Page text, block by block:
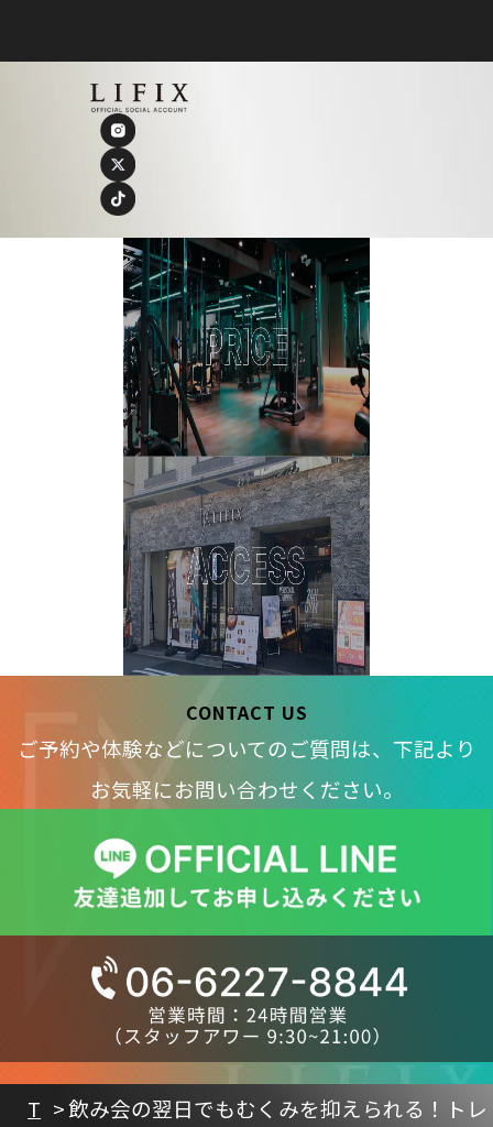
CONTACT US
ご予約や体験などについてのご質問は、下記より
お気軽にお問い合わせください。
T
飲み会の翌日でもむくみを抑えられる！トレ